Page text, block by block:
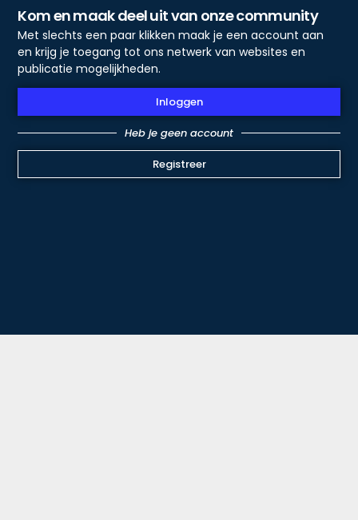
Kom en maak deel uit van onze community
Met slechts een paar klikken maak je een account aan
en krijg je toegang tot ons netwerk van websites en
publicatie mogelijkheden.
Inloggen
Heb je geen account
Registreer